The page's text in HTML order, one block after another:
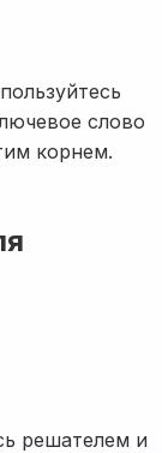
слово
корнем.
решателем и